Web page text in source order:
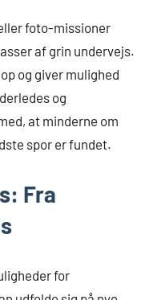
foto-missioner
af grin undervejs.
og giver mulighed
og
at minderne om
spor er fundet.
Fra
for